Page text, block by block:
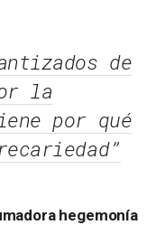
de
la
por qué
hegemonía